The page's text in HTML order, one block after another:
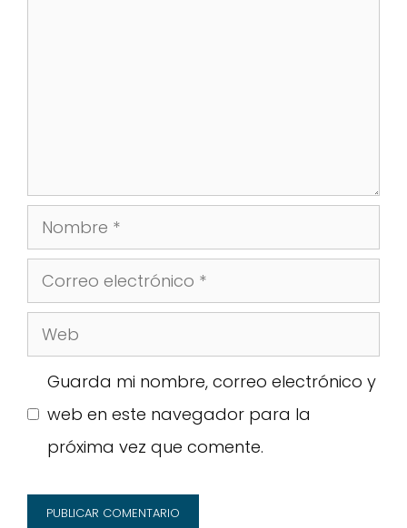
Nombre
Correo
electrónico
Web
Guarda mi nombre, correo electrónico y
web en este navegador para la
próxima vez que comente.